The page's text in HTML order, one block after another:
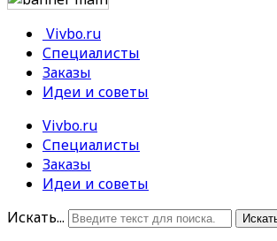
Vivbo.ru
Специалисты
Заказы
Идеи и советы
Vivbo.ru
Специалисты
Заказы
Идеи и советы
Искать...